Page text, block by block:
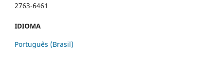
2763-6461
IDIOMA
Português (Brasil)